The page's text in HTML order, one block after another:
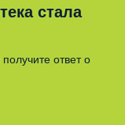
стала
ответ о